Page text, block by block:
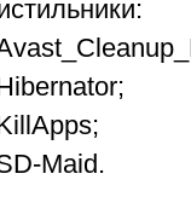
Maid.